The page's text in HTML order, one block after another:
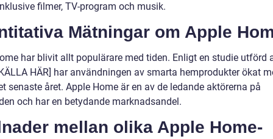
filmer, TV-program och musik.
Mätningar om Apple
har blivit allt populärare med tiden. Enligt en studie utförd
HÄR] har användningen av smarta hemprodukter ökat
senaste året. Apple Home är en av de ledande aktörerna på
och har en betydande marknadsandel.
mellan olika Apple Home-